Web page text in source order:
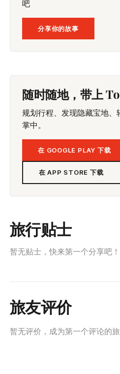
吧
分享你的故事
随时随地，带上
规划行程、发现隐藏宝地
掌中。
在 GOOGLE PLAY 下载
在 APP STORE 下载
旅行贴士
暂无贴士，快来第一个分享吧！
旅友评价
暂无评价，成为第一个评论的旅